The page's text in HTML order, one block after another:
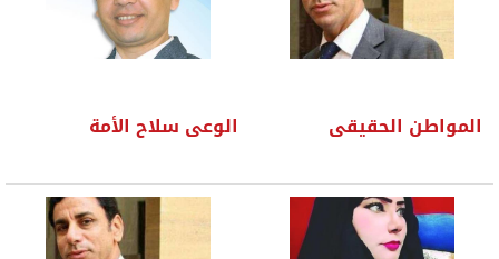
المواطن الحقيقى الوعى سلاح الأمة